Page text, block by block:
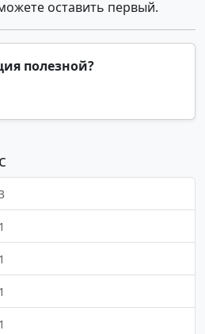
оставить первый.
полезной?
1
1
1
1